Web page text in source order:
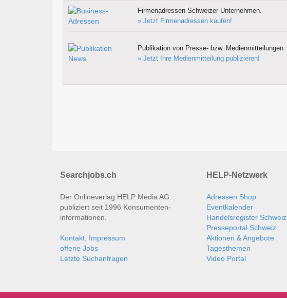
Firmenadressen Schweizer Unternehmen.
» Jetzt Firmenadressen kaufen!
Publikation von Presse- bzw. Medienmitteilungen.
» Jetzt Ihre Medienmitteilung publizieren!
Searchjobs.ch
Der Onlineverlag HELP Media AG
publiziert seit 1996 Konsumenten­
informationen.
Kontakt, Impressum
offene Jobs
Letzte Suchanfragen
HELP-Netzwerk
Adressen Shop
Eventkalender
Handelsregister Schweiz
Presseportal Schweiz
Aktionen & Angebote
Tagesthemen
Video Portal